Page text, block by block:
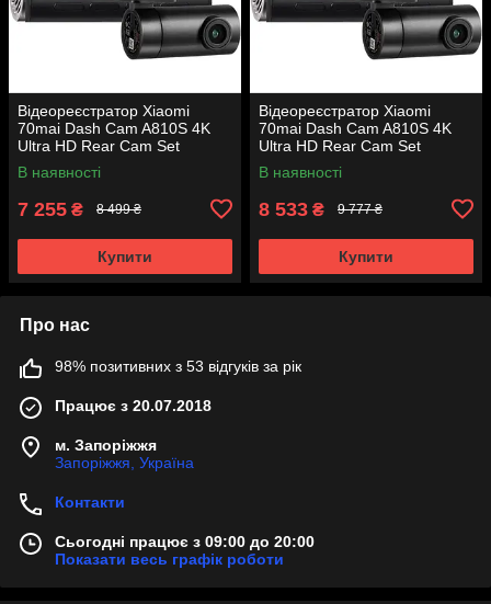
Відеореєстратор Xiaomi
70mai Dash Cam A810S 4K
Ultra HD Rear Cam Set
(гарантія 12 місяців)
В наявності
7 255 ₴ 8 499 ₴
Купити
Відеореєстратор Xiaomi
70mai Dash Cam A810S 4K
Ultra HD Rear Cam Set
(гарантія 12 місяців)
В наявності
8 533 ₴ 9 777 ₴
Купити
Про нас
98% позитивних з 53 відгуків за рік
Працює з 20.07.2018
м. Запоріжжя
Запоріжжя, Україна
Контакти
Сьогодні працює з 09:00 до 20:00
Показати весь графік роботи